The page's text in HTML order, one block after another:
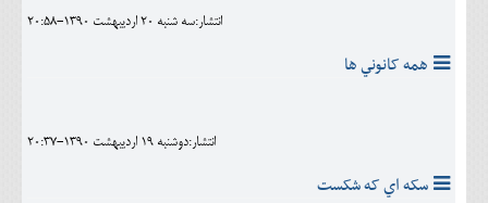
انتشار:سه شنبه 20 ارديبهشت 1390-20:58
همه کانوني ها
انتشار:دوشنبه 19 ارديبهشت 1390-20:37
سکه اي که شکست